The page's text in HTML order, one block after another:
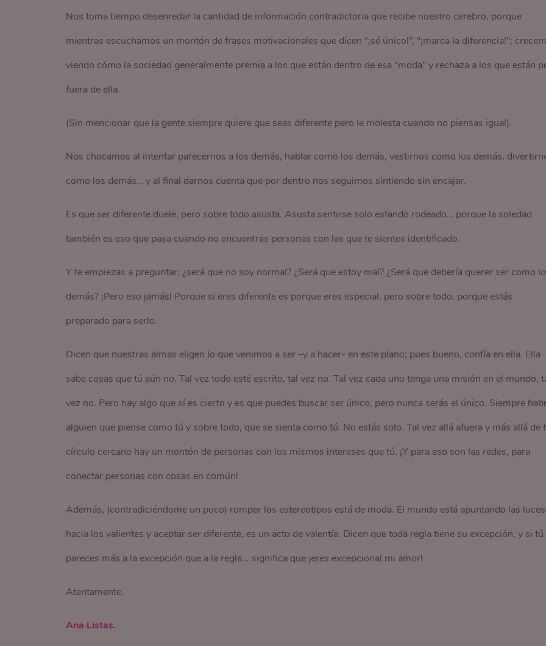
Nos toma tiempo desenredar la cantidad de información contradictoria que recibe nuestro cerebro, porque
mientras escuchamos un montón de frases motivacionales que dicen “¡sé único!”, “¡marca la diferencia!”;
viendo cómo la sociedad generalmente premia a los que están dentro de esa “moda” y rechaza a los que están
fuera de ella.
(Sin mencionar que la gente siempre quiere que seas diferente pero le molesta cuando no piensas igual).
Nos chocamos al intentar parecernos a los demás, hablar como los demás, vestirnos como los demás,
como los demás… y al final darnos cuenta que por dentro nos seguimos sintiendo sin encajar.
Es que ser diferente duele, pero sobre todo asusta. Asusta sentirse solo estando rodeado… porque la soledad
también es eso que pasa cuando no encuentras personas con las que te sientes identificado.
Y te empiezas a preguntar: ¿será que no soy normal? ¿Será que estoy mal? ¿Será que debería querer ser como
demás? ¡Pero eso jamás! Porque si eres diferente es porque eres especial, pero sobre todo, porque estás
preparado para serlo.
Dicen que nuestras almas eligen lo que venimos a ser –y a hacer- en este plano; pues bueno, confía en ella. Ella
sabe cosas que tú aún no. Tal vez todo esté escrito, tal vez no. Tal vez cada uno tenga una misión en el mundo,
vez no. Pero hay algo que sí es cierto y es que puedes buscar ser único, pero nunca serás el único. Siempre
alguien que piense como tú y sobre todo, que se sienta como tú. No estás solo. Tal vez allá afuera y más allá de
círculo cercano hay un montón de personas con los mismos intereses que tú. ¡Y para eso son las redes, para
conectar personas con cosas en común!
Además, (contradiciéndome un poco) romper los estereotipos está de moda. El mundo está apuntando las luces
hacia los valientes y aceptar ser diferente, es un acto de valentía. Dicen que toda regla tiene su excepción, y si tú
pareces más a la excepción que a la regla... significa que ¡eres excepcional mi amor!
Atentamente,
Ana Listas.